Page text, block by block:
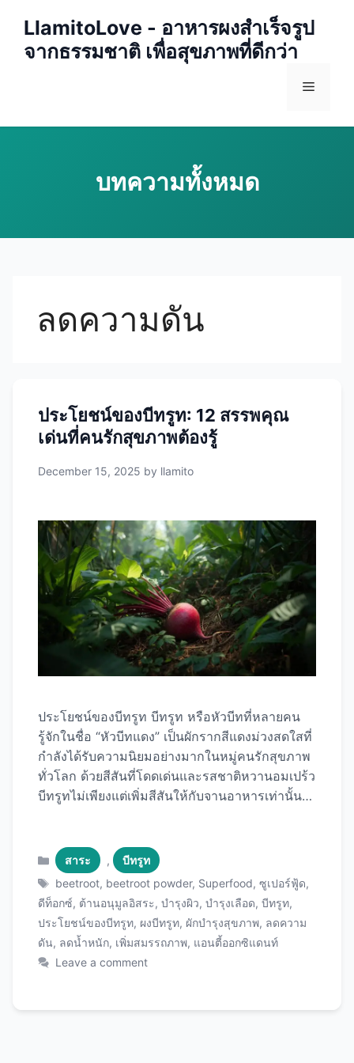
content
LlamitoLove - อาหารผงสำเร็จรูป
จากธรรมชาติ เพื่อสุขภาพที่ดีกว่า
Menu
ลดความดัน
ประโยชน์ของบีทรูท: 12 สรรพคุณ
เด่นที่คนรักสุขภาพต้องรู้
December 15, 2025 by llamito
ประโยชน์ของบีทรูท บีทรูท หรือหัวบีทที่หลายคน
รู้จักในชื่อ “หัวบีทแดง” เป็นผักรากสีแดงม่วงสดใสที่
กำลังได้รับความนิยมอย่างมากในหมู่คนรักสุขภาพ
ทั่วโลก ด้วยสีสันที่โดดเด่นและรสชาติหวานอมเปร้ว
บีทรูทไม่เพียงแต่เพิ่มสีสันให้กับจานอาหารเท่านั้น
งบีทรูท ทั้ง 12 ข้อที่จะทำให้คุณอยากเพิ่มผักชนิดนี้
เข้าไปในรายการอาหารประจำวันของคุณทันที
พร้อมวิธีการบริโภคที่หลากหลายเพื่อให้คุณได้รับ
ประโยชน์สูงสุด บีทรูทคืออะไร? บีทรูท (Beetroot)
หรือชื่อวิทยาศาสตร์ Beta vulgaris เป็นผักรากที่มี
ถิ่นกำเนิดในแถบทะเลเมดิเตอร์เรเนียน มีลักษณะ
ชาวโรมันโบราณใช้บีทรูททั้งเป็นอาหารและยา
Categories
สาระ ,
บีทรูท
Tags
beetroot, beetroot powder, Superfood,ซูเปอร์ฟู้ด,
ดีท็อกซ์, ต้านอนุมูลอิสระ, บำรุงผิว, บำรุงเลือด, บีทรูท,
ประโยชน์ของบีทรูท, ผงบีทรูท, ผักบำรุงสุขภาพ, ลดความ
ดัน, ลดน้ำหนัก, เพิ่มสมรรถภาพ, แอนตี้ออกซิแดนท์
Leave a comment